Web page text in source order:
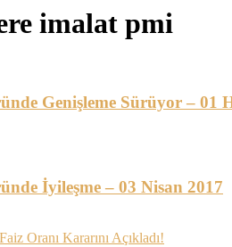
imalat pmi
Genişleme Sürüyor – 01
İyileşme – 03 Nisan 2017